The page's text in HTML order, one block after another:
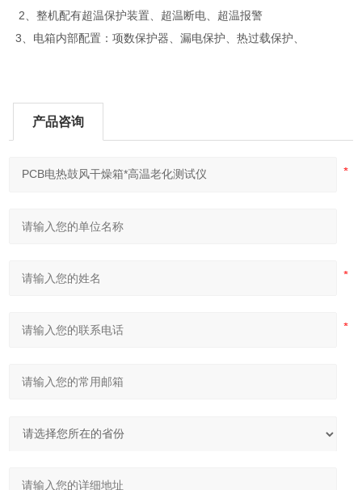
2、整机配有超温保护装置、超温断电、超温报警
3、电箱内部配置：项数保护器、漏电保护、热过载保护、
产品咨询